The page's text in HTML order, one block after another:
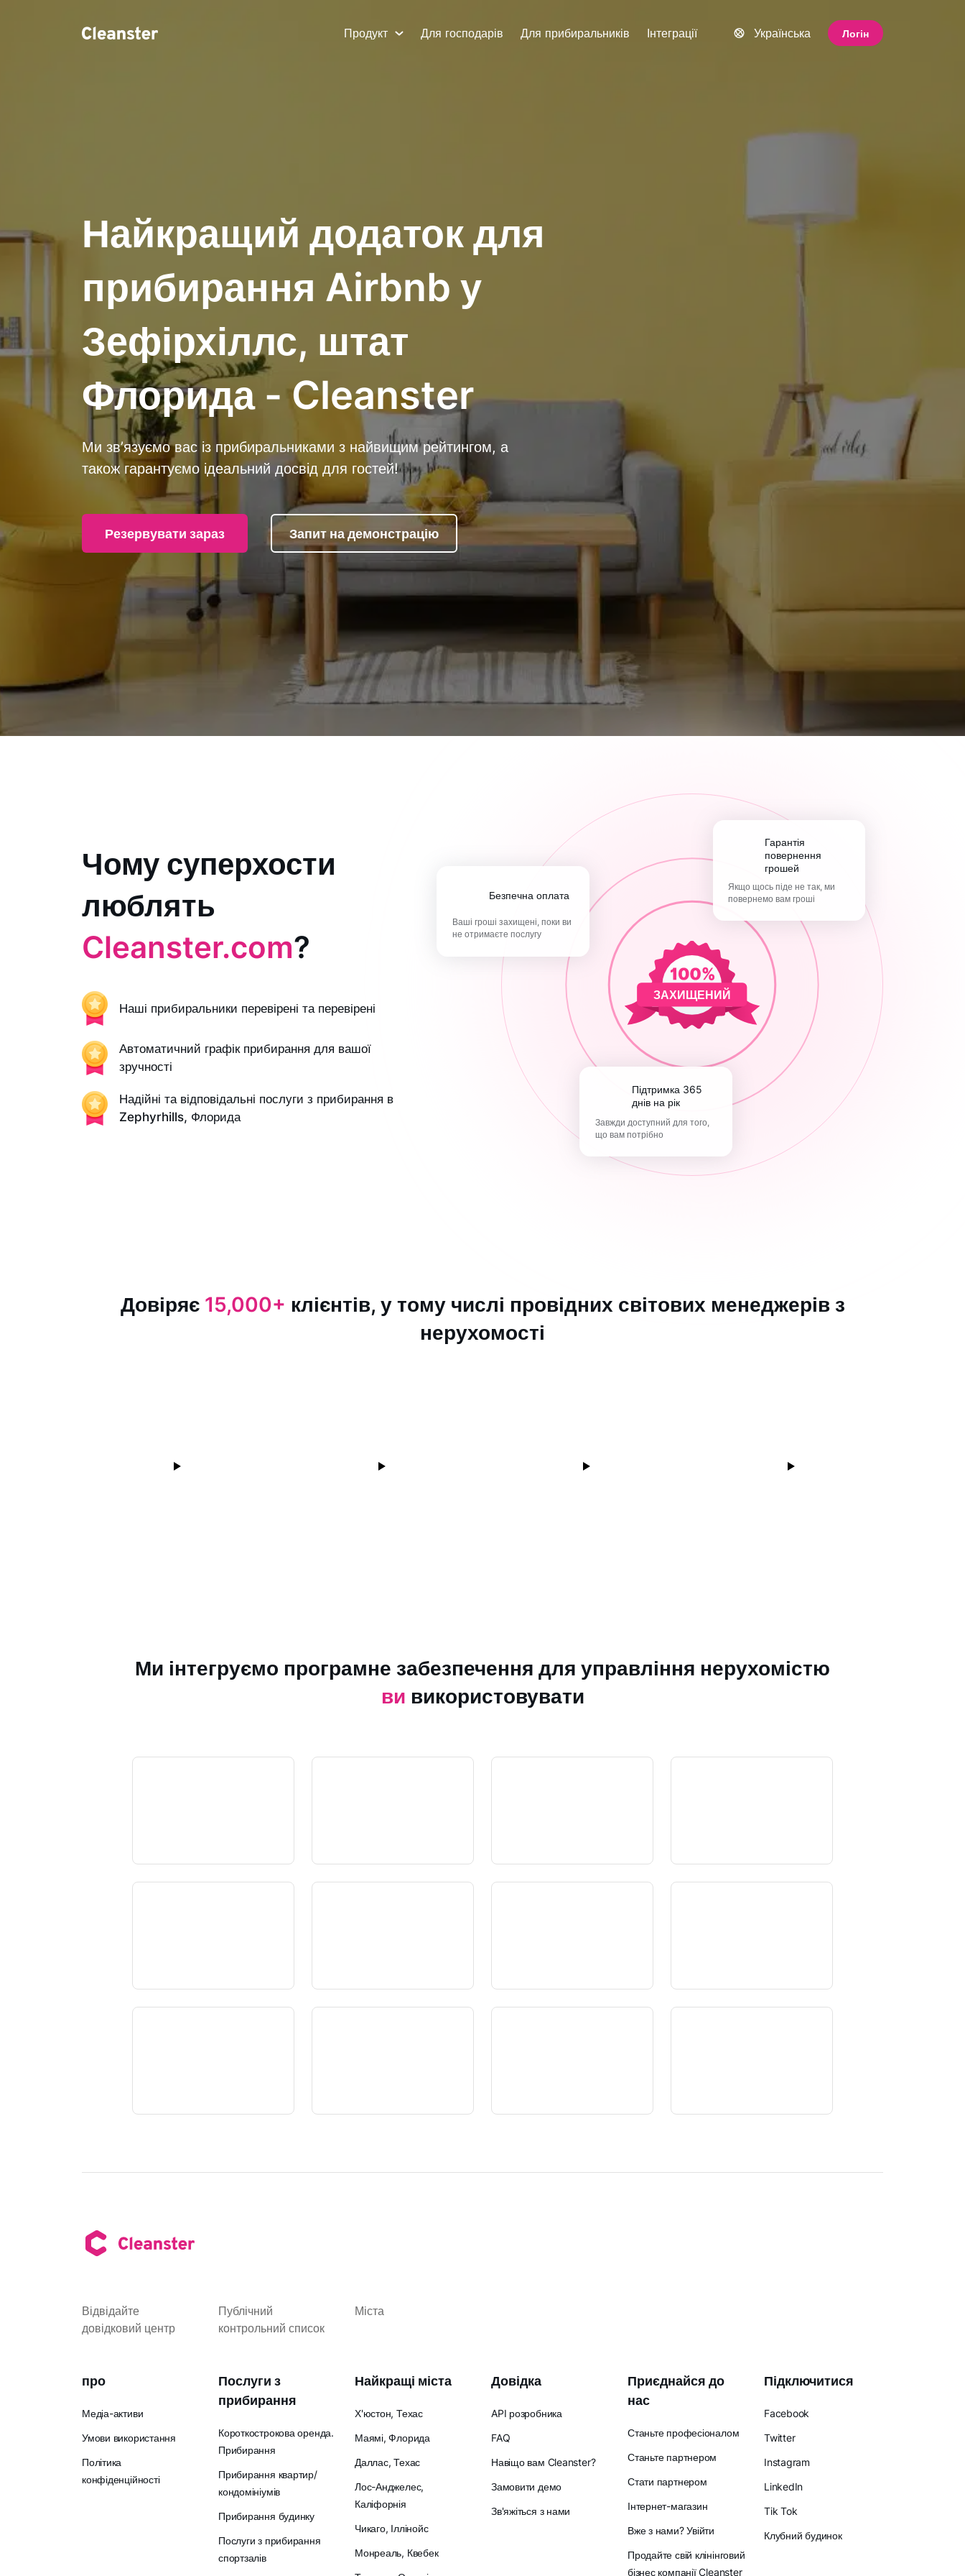
Продукт Для господарів Для прибиральників Інтеграції Українська Логін
Найкращий додаток для
прибирання Airbnb у
Зефірхіллс, штат
Флорида - Cleanster
Ми зв’язуємо вас із прибиральниками з найвищим рейтингом, а
також гарантуємо ідеальний досвід для гостей!
Резервувати зараз Запит на демонстрацію
Чому суперхости
люблять
Cleanster.com?
Наші прибиральники перевірені та перевірені
Автоматичний графік прибирання для вашої
зручності
Надійні та відповідальні послуги з прибирання в
Zephyrhills, Флорида
ЗАХИЩЕНИЙ
Безпечна оплата
Ваші гроші захищені, поки ви
не отримаєте послугу
Гарантія
повернення
грошей
Якщо щось піде не так, ми
повернемо вам гроші
Підтримка 365
днів на рік
Завжди доступний для того,
що вам потрібно
Довіряє 15,000+ клієнтів, у тому числі провідних світових менеджерів з
нерухомості
Ми інтегруємо програмне забезпечення для управління нерухомістю
ви використовувати
Відвідайте
довідковий центр
Публічний
контрольний список
Міста
про
Медіа-активи
Умови використання
Політика
конфіденційності
Послуги з
прибирання
Короткострокова оренда.
Прибирання
Прибирання квартир/
кондомініумів
Прибирання будинку
Послуги з прибирання
спортзалів
Найкращі міста
Х'юстон, Техас
Маямі, Флорида
Даллас, Техас
Лос-Анджелес,
Каліфорнія
Чикаго, Іллінойс
Монреаль, Квебек
Довідка
API розробника
FAQ
Навіщо вам Cleanster?
Замовити демо
Зв'яжіться з нами
Приєднайся до
нас
Станьте професіоналом
Станьте партнером
Стати партнером
Інтернет-магазин
Вже з нами? Увійти
Продайте свій клінінговий
бізнес компанії Cleanster
Підключитися
Facebook
Twitter
Instagram
LinkedIn
Tik Tok
Клубний будинок